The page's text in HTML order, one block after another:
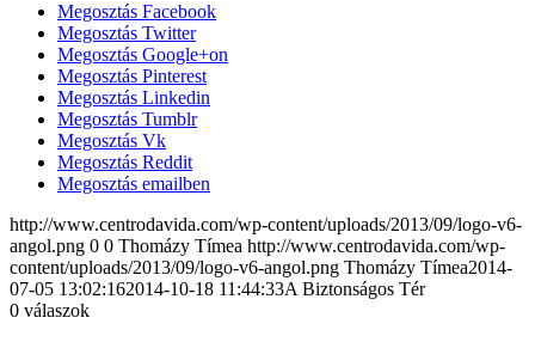
Megosztás Facebook
Megosztás Twitter
Megosztás Google+on
Megosztás Pinterest
Megosztás Linkedin
Megosztás Tumblr
Megosztás Vk
Megosztás Reddit
Megosztás emailben
http://www.centrodavida.com/wp-content/uploads/2013/09/logo-v6-
angol.png 0 0 Thomázy Tímea http://www.centrodavida.com/wp-
content/uploads/2013/09/logo-v6-angol.png Thomázy Tímea2014-
07-05 13:02:162014-10-18 11:44:33A Biztonságos Tér
0 válaszok